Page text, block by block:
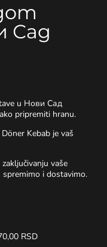
Сад
u Нови Сад
pripremiti hranu.
Kebab je vaš
vaše
i dostavimo.
RSD